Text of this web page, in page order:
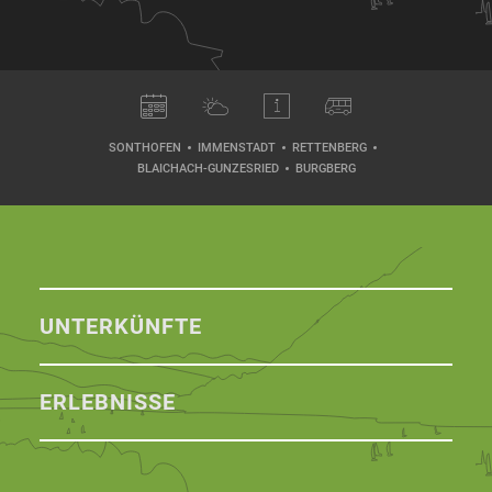
SONTHOFEN IMMENSTADT
RETTENBERG
BLAICHACH-GUNZESRIED
BURGBERG
UNTERKÜNFTE
ERLEBNISSE